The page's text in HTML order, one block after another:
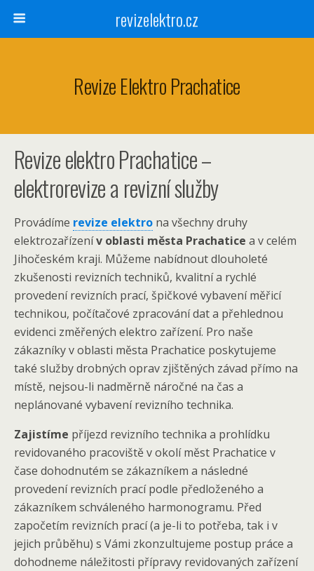
revizelektro.cz
Revize Elektro Prachatice
Revize elektro Prachatice –
elektrorevize a revizní služby
Provádíme revize elektro na všechny druhy
elektrozařízenív oblasti města Prachatice a v celém
Jihočeském kraji. Můžeme nabídnout dlouholeté
zkušenosti revizních techniků, kvalitní a rychlé
provedení revizních prací, špičkové vybavení měřicí
technikou, počítačové zpracování dat a přehlednou
evidenci změřených elektro zařízení. Pro naše
zákazníky v oblasti města Prachatice poskytujeme
také služby drobných oprav zjištěných závad přímo na
místě, nejsou-li nadměrně náročné na čas a
neplánované vybavení revizního technika.
Zajistíme příjezd revizního technika a prohlídku
revidovaného pracoviště v okolí měst Prachatice v
čase dohodnutém se zákazníkem a následné
provedení revizních prací podle předloženého a
zákazníkem schváleného harmonogramu. Před
započetím revizních prací (a je-li to potřeba, tak i v
jejich průběhu) s Vámi zkonzultujeme postup práce a
dohodneme náležitosti přípravy revidovaných zařízení